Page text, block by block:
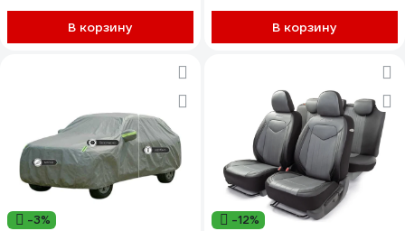
В корзину В корзину
-3% -12%